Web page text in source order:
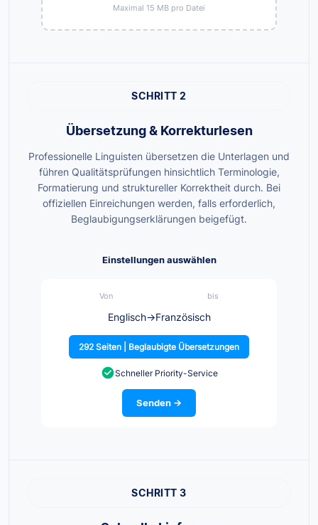
Maximal 15 MB pro Datei
SCHRITT 2
Übersetzung & Korrekturlesen
Professionelle Linguisten übersetzen die Unterlagen und
führen Qualitätsprüfungen hinsichtlich Terminologie,
Formatierung und struktureller Korrektheit durch. Bei
offiziellen Einreichungen werden, falls erforderlich,
Beglaubigungserklärungen beigefügt.
Einstellungen auswählen
Von bis
Englisch→Französisch
292 Seiten | Beglaubigte Übersetzungen
Schneller Priority-Service
Senden →
SCHRITT 3